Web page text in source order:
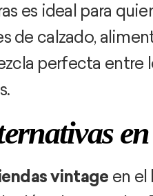
es ideal para
de calzado,
perfecta
vintage en el